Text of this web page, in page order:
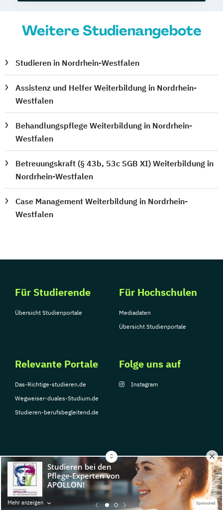
Mehr anzeigen Sponsored
Weitere Studienangebote
Studieren in Nordrhein-Westfalen
Assistenz und Helfer Weiterbildung in Nordrhein-
Westfalen
Behandlungspflege Weiterbildung in Nordrhein-
Westfalen
Betreuungskraft (§ 43b, 53c SGB XI) Weiterbildung in
Nordrhein-Westfalen
Case Management Weiterbildung in Nordrhein-
Westfalen
Für Studierende
Übersicht Studienportale
Für Hochschulen
Mediadaten
Übersicht Studienportale
Relevante Portale
Das-Richtige-studieren.de
Wegweiser-duales-Studium.de
Studieren-berufsbegleitend.de
Folge uns auf
Instagram
© Copyright 2026, TarGroup Media GmbH
Impressum
Datenschutzerklärung Nutzungsbedingungen